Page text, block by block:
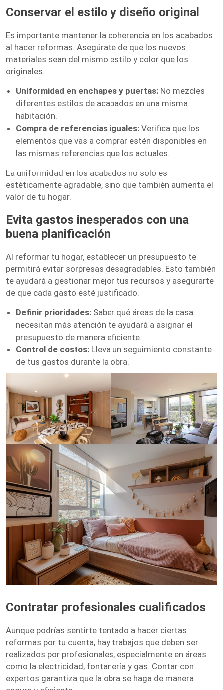
Conservar el estilo y diseño original
Es importante mantener la coherencia en los acabados
al hacer reformas. Asegúrate de que los nuevos
materiales sean del mismo estilo y color que los
originales.
Uniformidad en enchapes y puertas: No mezcles
diferentes estilos de acabados en una misma
habitación.
Compra de referencias iguales: Verifica que los
elementos que vas a comprar estén disponibles en
las mismas referencias que los actuales.
La uniformidad en los acabados no solo es
estéticamente agradable, sino que también aumenta el
valor de tu hogar.
Evita gastos inesperados con una
buena planificación
Al reformar tu hogar, establecer un presupuesto te
permitirá evitar sorpresas desagradables. Esto también
te ayudará a gestionar mejor tus recursos y asegurarte
de que cada gasto esté justificado.
Definir prioridades: Saber qué áreas de la casa
necesitan más atención te ayudará a asignar el
presupuesto de manera eficiente.
Control de costos: Lleva un seguimiento constante
de tus gastos durante la obra.
Contratar profesionales cualificados
Aunque podrías sentirte tentado a hacer ciertas
reformas por tu cuenta, hay trabajos que deben ser
realizados por profesionales, especialmente en áreas
como la electricidad, fontanería y gas. Contar con
expertos garantiza que la obra se haga de manera